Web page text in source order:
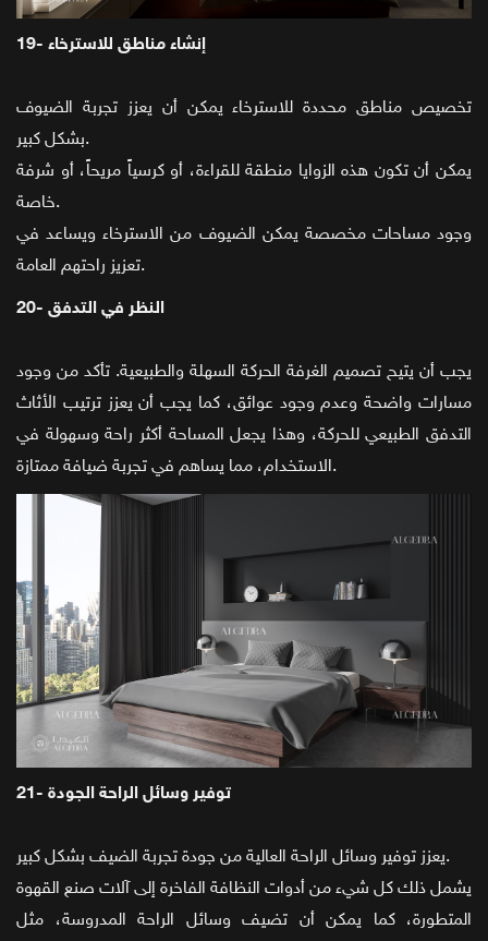
19- إنشاء مناطق للاسترخاء
تخصيص مناطق محددة للاسترخاء يمكن أن يعزز تجربة الضيوف
بشكل كبير.
يمكن أن تكون هذه الزوايا منطقة للقراءة، أو كرسياً مريحاً، أو شرفة
خاصة.
وجود مساحات مخصصة يمكن الضيوف من الاسترخاء ويساعد في
تعزيز راحتهم العامة.
20- النظر في التدفق
يجب أن يتيح تصميم الغرفة الحركة السهلة والطبيعية. تأكد من وجود
مسارات واضحة وعدم وجود عوائق، كما يجب أن يعزز ترتيب الأثاث
التدفق الطبيعي للحركة، وهذا يجعل المساحة أكثر راحة وسهولة في
الاستخدام، مما يساهم في تجربة ضيافة ممتازة.
21- توفير وسائل الراحة الجودة
يعزز توفير وسائل الراحة العالية من جودة تجربة الضيف بشكل كبير.
يشمل ذلك كل شيء من أدوات النظافة الفاخرة إلى آلات صنع القهوة
المتطورة، كما يمكن أن تضيف وسائل الراحة المدروسة، مثل